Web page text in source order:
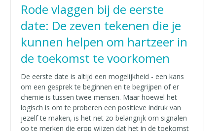
Rode vlaggen bij de eerste
date: De zeven tekenen die je
kunnen helpen om hartzeer in
de toekomst te voorkomen
De eerste date is altijd een mogelijkheid - een kans
om een gesprek te beginnen en te begrijpen of er
chemie is tussen twee mensen. Maar hoewel het
logisch is om te proberen een positieve indruk van
jezelf te maken, is het net zo belangrijk om signalen
op te merken die erop wijzen dat het in de toekomst